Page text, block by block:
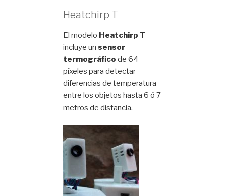
Heatchirp T
El modelo Heatchirp T
incluye un sensor
termográfico de 64
píxeles para detectar
diferencias de temperatura
entre los objetos hasta 6 ó 7
metros de distancia.